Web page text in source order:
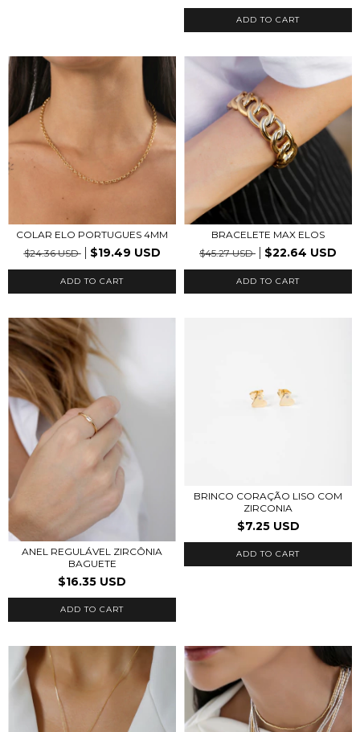
COLAR ELO PORTUGUES 4MM
$24.36 USD
$19.49 USD
ADD TO CART
BRACELETE MAX ELOS
$45.27 USD
$22.64 USD
ADD TO CART
ANEL REGULÁVEL ZIRCÔNIA
BAGUETE
$16.35 USD
ADD TO CART
BRINCO CORAÇÃO LISO COM
ZIRCONIA
$7.25 USD
ADD TO CART